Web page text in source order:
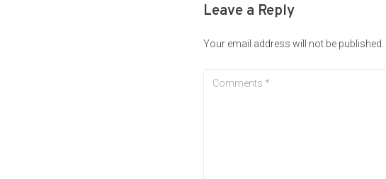
Leave a Reply
Your email address will not be published.